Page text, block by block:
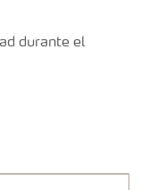
durante el